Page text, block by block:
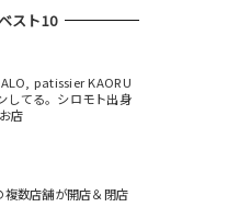
スト10
patissier KAORU
してる。シロモト出身
店
複数店舗が開店＆閉店